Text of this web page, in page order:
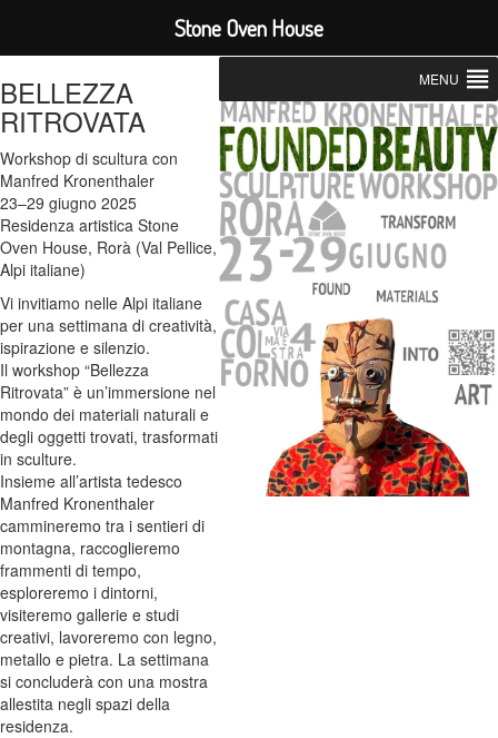
BELLEZZA
RITROVATA
Workshop di scultura con
Manfred Kronenthaler
23–29 giugno 2025
Residenza artistica Stone
Oven House, Rorà (Val Pellice,
Alpi italiane)
Vi invitiamo nelle Alpi italiane
per una settimana di creatività,
ispirazione e silenzio.
Il workshop “Bellezza
Ritrovata” è un’immersione nel
mondo dei materiali naturali e
degli oggetti trovati, trasformati
in sculture.
Insieme all’artista tedesco
Manfred Kronenthaler
cammineremo tra i sentieri di
montagna, raccoglieremo
frammenti di tempo,
esploreremo i dintorni,
visiteremo gallerie e studi
creativi, lavoreremo con legno,
metallo e pietra. La settimana
si concluderà con una mostra
allestita negli spazi della
residenza.
MENU
Stone Oven House